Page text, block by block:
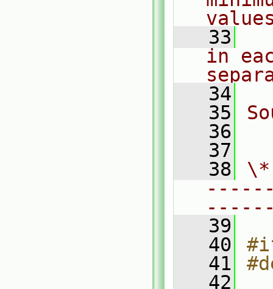
   33
in
   34
   35
   36
   37
   38
   39
   40
   41
   42